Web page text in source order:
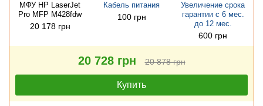
МФУ HP LaserJet
Pro MFP M428fdw
20 178 грн
Кабель питания
100 грн
Увеличение срока
гарантии с 6 мес.
до 12 мес.
600 грн
20 728 грн 20 878 грн
Купить